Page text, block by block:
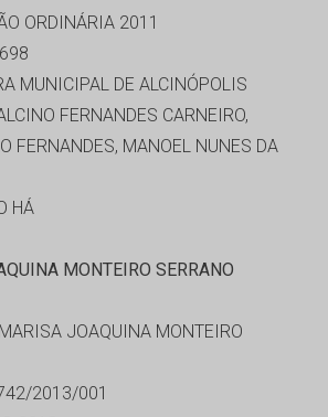
ORDINÁRIA 2011
MUNICIPAL DE ALCINÓPOLIS
FERNANDES CARNEIRO,
FERNANDES, MANOEL NUNES DA
HÁ
MONTEIRO SERRANO
JOAQUINA MONTEIRO
2013/001